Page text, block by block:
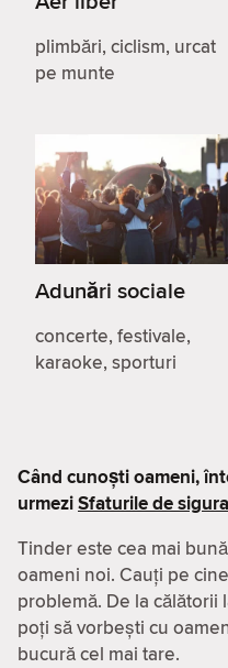
plimbări, ciclism, urcat
pe munte
Adunări sociale
concerte, festivale,
karaoke, sporturi
Când cunoști oameni,
urmeziSfaturile de
Tinder este cea mai
oameni noi. Cauți pe
problemă. De la
poți să vorbești cu
bucură cel mai tare.